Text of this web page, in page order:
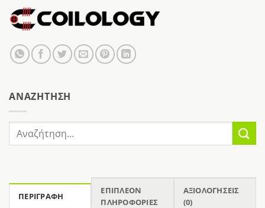
AΝΑΖΉΤΗΣΗ
Αναζήτηση
για:
ΠΕΡΙΓΡΑΦΉ
ΕΠΙΠΛΈΟΝ
ΠΛΗΡΟΦΟΡΊΕΣ
ΑΞΙΟΛΟΓΉΣΕΙΣ
(0)